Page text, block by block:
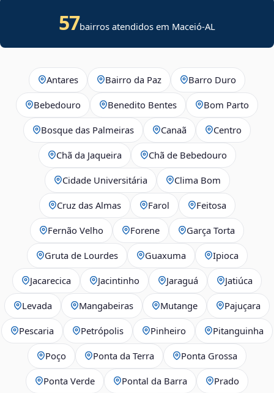
57bairros atendidos em Maceió-AL
Antares Bairro da Paz Barro Duro
Bebedouro Benedito Bentes Bom Parto
Bosque das Palmeiras Canaã Centro
Chã da Jaqueira Chã de Bebedouro
Cidade Universitária Clima Bom
Cruz das Almas Farol Feitosa
Fernão Velho Forene Garça Torta
Gruta de Lourdes Guaxuma Ipioca
Jacarecica Jacintinho Jaraguá Jatiúca
Levada Mangabeiras Mutange Pajuçara
Pescaria Petrópolis Pinheiro Pitanguinha
Poço Ponta da Terra Ponta Grossa
Ponta Verde Pontal da Barra Prado